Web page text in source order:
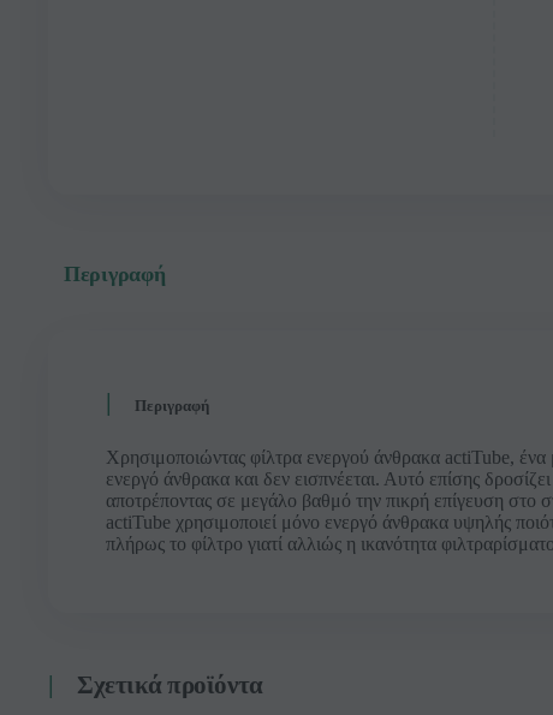
Περιγραφή
Περιγραφή
Χρησιμοποιώντας φίλτρα ενεργού άνθρακα actiTube,
ενεργό άνθρακα και δεν εισπνέεται. Αυτό επίσης
αποτρέποντας σε μεγάλο βαθμό την πικρή επίγευση στο
actiTube χρησιμοποιεί μόνο ενεργό άνθρακα υψηλής
πλήρως το φίλτρο γιατί αλλιώς η ικανότητα
Σχετικά προϊόντα